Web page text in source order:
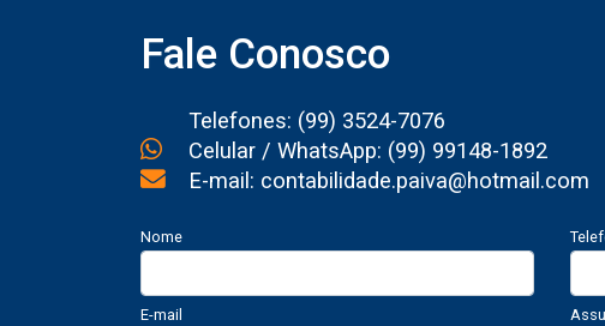
Fale Conosco
Telefones: (99) 3524-7076
Celular / WhatsApp: (99) 99148-1892
E-mail: contabilidade.paiva@hotmail.com
Nome
E-mail